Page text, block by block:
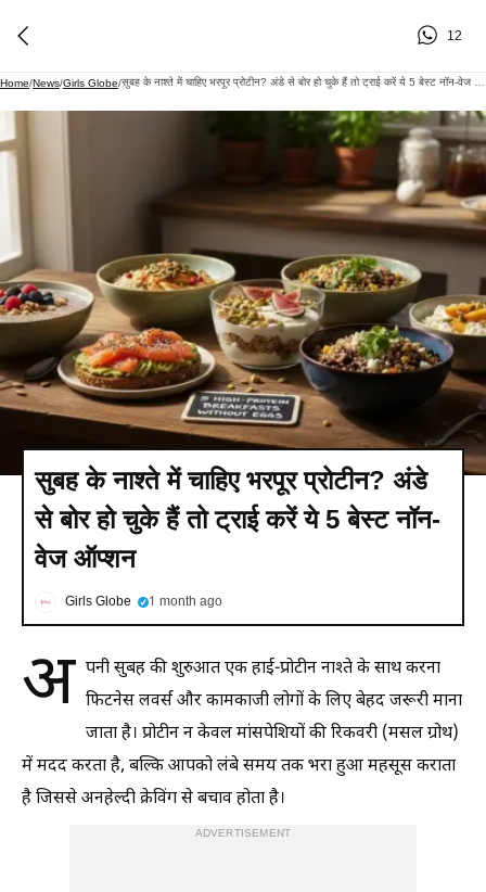
12
Home/News/Girls Globe/
सुबह के नाश्ते में चाहिए भरपूर प्रोटीन? अंडे
से बोर हो चुके हैं तो ट्राई करें ये 5 बेस्ट नॉन-
वेज ऑप्शन
Girls Globe 1 month ago
अ पनी सुबह की शुरुआत एक हाई-प्रोटीन नाश्ते के साथ करना
फिटनेस लवर्स और कामकाजी लोगों के लिए बेहद जरूरी माना
जाता है। प्रोटीन न केवल मांसपेशियों की रिकवरी (मसल ग्रोथ)
में मदद करता है, बल्कि आपको लंबे समय तक भरा हुआ महसूस कराता
है जिससे अनहेल्दी क्रेविंग से बचाव होता है।
ADVERTISEMENT